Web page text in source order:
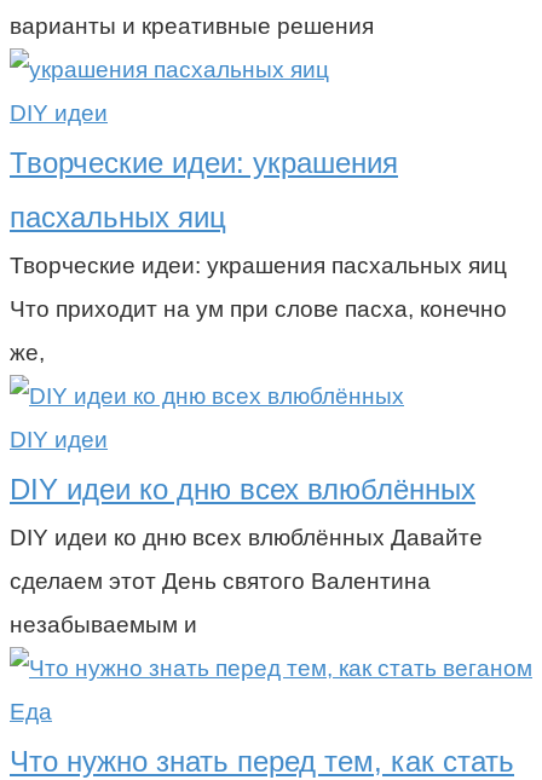
варианты и креативные решения
DIY идеи
Творческие идеи: украшения
пасхальных яиц
Творческие идеи: украшения пасхальных яиц
Что приходит на ум при слове пасха, конечно
же,
DIY идеи
DIY идеи ко дню всех влюблённых
DIY идеи ко дню всех влюблённых Давайте
сделаем этот День святого Валентина
незабываемым и
Еда
Что нужно знать перед тем, как стать